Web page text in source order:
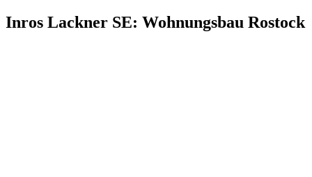
Inros Lackner SE: Wohnungsbau Rostock